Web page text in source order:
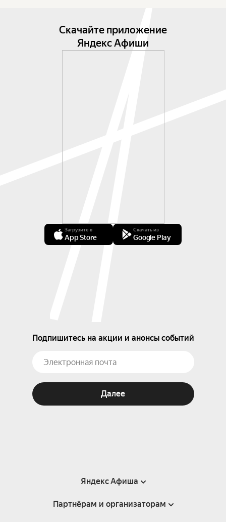
Скачайте приложение
Яндекс Афиши
Загрузите в
App Store
Скачать из
Google Play
Подпишитесь на акции и анонсы событий
Далее
Яндекс Афиша
Справка
Партнёрам и организаторам